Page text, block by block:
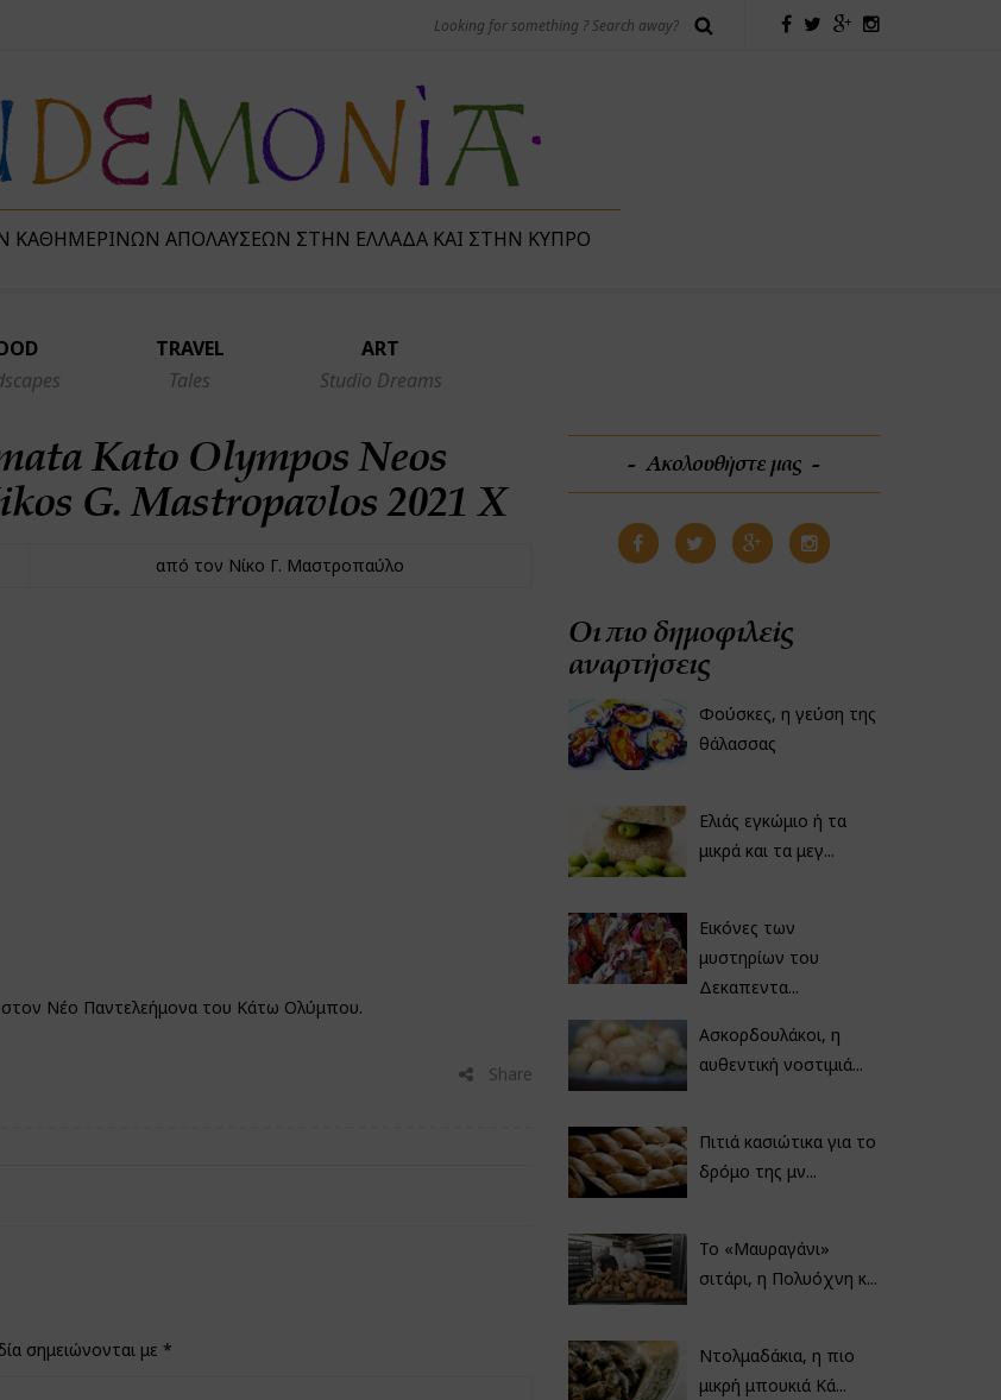
ΚΑΘΗΜΕΡΙΝΏΝ ΑΠΟΛΑΎΣΕΩΝ ΣΤΗΝ ΕΛΛΆΔΑ ΚΑΙ ΣΤΗΝ ΚΎΠΡΟ
TRAVEL
Tales
ART
Studio Dreams
Kato Olympos Neos
G. Mastropavlos 2021 X
από τον Νίκο Γ. Μαστροπαύλο
στον Νέο Παντελεήμονα του Κάτω Ολύμπου.
Share
σημειώνονται με *
Ακολουθήστε μας
Οι πιο δημοφιλείς
αναρτήσεις
Φούσκες, η γεύση της
θάλασσας
Ελιάς εγκώμιο ή τα
μικρά και τα μεγ...
Εικόνες των
μυστηρίων του
Δεκαπεντα...
Ασκορδουλάκοι, η
αυθεντική νοστιμιά...
Πιτιά κασιώτικα για το
δρόμο της μν...
Το «Μαυραγάνι»
σιτάρι, η Πολυόχνη κ...
Ντολμαδάκια, η πιο
μικρή μπουκιά Κά...